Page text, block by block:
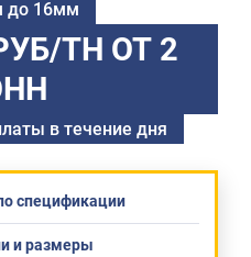
до 16мм
ТН ОТ 2
в течение дня
спецификации
и размеры